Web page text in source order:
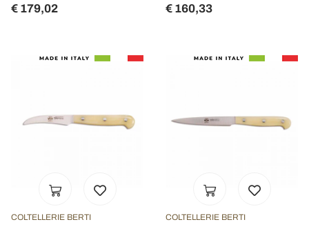
€ 179,02 € 160,33
COLTELLERIE BERTI COLTELLERIE BERTI